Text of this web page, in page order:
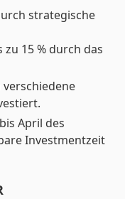
strategische
15 % durch das
April des
Investmentzeit